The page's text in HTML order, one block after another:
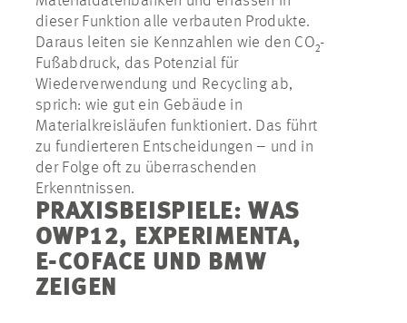
dieser Funktion alle verbauten Produkte.
Daraus leiten sie Kennzahlen wie den CO₂-
Fußabdruck, das Potenzial für
Wiederverwendung und Recycling ab,
sprich: wie gut ein Gebäude in
Materialkreisläufen funktioniert. Das führt
zu fundierteren Entscheidungen – und in
der Folge oft zu überraschenden
Erkenntnissen.
PRAXISBEISPIELE: WAS
OWP12, EXPERIMENTA,
E-COFACE UND BMW
ZEIGEN